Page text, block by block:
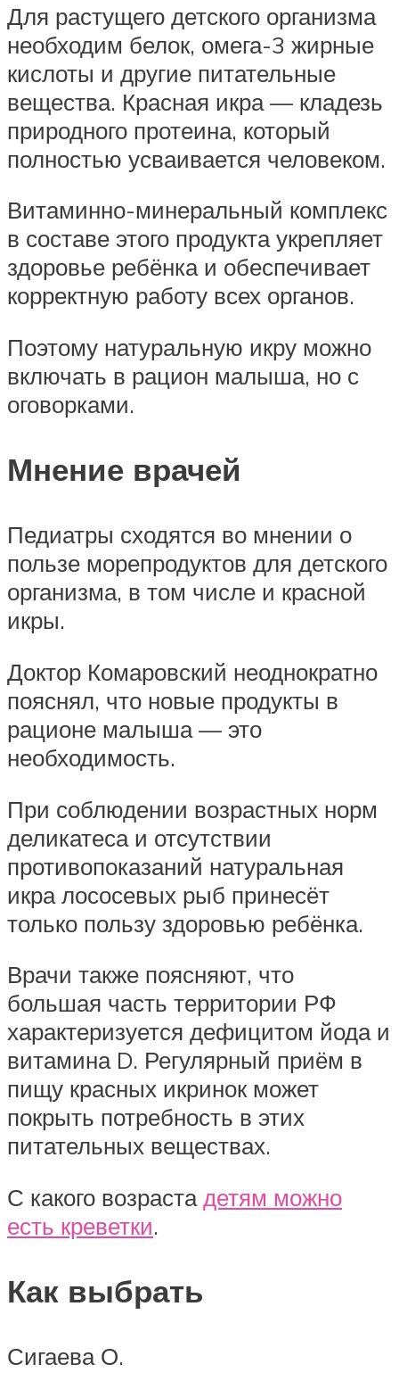
Для растущего детского организма
необходим белок, омега-3 жирные
кислоты и другие питательные
вещества. Красная икра — кладезь
природного протеина, который
полностью усваивается человеком.
Витаминно-минеральный комплекс
в составе этого продукта укрепляет
здоровье ребёнка и обеспечивает
корректную работу всех органов.
Поэтому натуральную икру можно
включать в рацион малыша, но с
оговорками.
Мнение врачей
Педиатры сходятся во мнении о
пользе морепродуктов для детского
организма, в том числе и красной
икры.
Доктор Комаровский неоднократно
пояснял, что новые продукты в
рационе малыша — это
необходимость.
При соблюдении возрастных норм
деликатеса и отсутствии
противопоказаний натуральная
икра лососевых рыб принесёт
только пользу здоровью ребёнка.
Врачи также поясняют, что
большая часть территории РФ
характеризуется дефицитом йода и
витамина D. Регулярный приём в
пищу красных икринок может
покрыть потребность в этих
питательных веществах.
С какого возрастадетям можно
есть креветки.
Как выбрать
Сигаева О.